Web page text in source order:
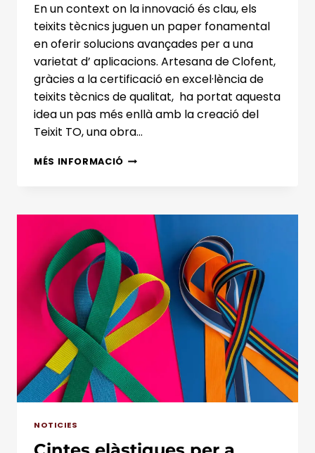
En un context on la innovació és clau, els
teixits tècnics juguen un paper fonamental
en oferir solucions avançades per a una
varietat d’ aplicacions. Artesana de Clofent,
gràcies a la certificació en excel·lència de
teixits tècnics de qualitat, ha portat aquesta
idea un pas més enllà amb la creació del
Teixit TO, una obra…
MÉS INFORMACIÓTEIXITS
L’INNOVADOR
TEIXIT
TO
D’ARTESANA
DE
CLOFENT
NOTICIES